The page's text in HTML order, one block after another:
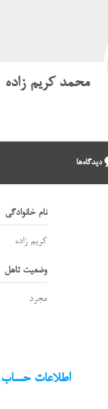
محمد کریم زاده
دیدگاه‌ها
نام خانوادگی
کریم زاده
وضعیت تاهل
مجرد
اطلاعات